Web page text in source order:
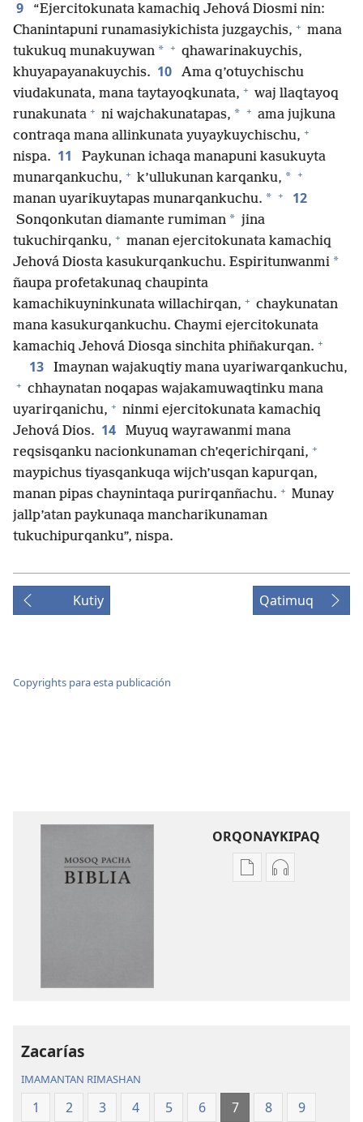
9
“Ejercitokunata kamachiq Jehová Diosmi nin:
Chanintapuni runamasiykichista juzgaychis, + mana
tukukuq munakuywan * + qhawarinakuychis,
khuyapayanakuychis. 10
Ama q’otuychischu
viudakunata, mana taytayoqkunata, + waj llaqtayoq
runakunata + ni wajchakunatapas, * + ama jujkuna
contraqa mana allinkunata yuyaykuychischu, +
nispa. 11
Paykunan ichaqa manapuni kasukuyta
munarqankuchu, + k’ullukunan karqanku, * +
manan uyarikuytapas munarqankuchu. * + 12
Sonqonkutan diamante rumiman * jina
tukuchirqanku, + manan ejercitokunata kamachiq
Jehová Diosta kasukurqankuchu. Espiritunwanmi *
ñaupa profetakunaq chaupinta
kamachikuyninkunata willachirqan, + chaykunatan
mana kasukurqankuchu. Chaymi ejercitokunata
kamachiq Jehová Diosqa sinchita phiñakurqan. +
13 Imaynan wajakuqtiy mana uyariwarqankuchu,
+ chhaynatan noqapas wajakamuwaqtinku mana
uyarirqanichu, + ninmi ejercitokunata kamachiq
Jehová Dios. 14
Muyuq wayrawanmi mana
reqsisqanku nacionkunaman ch’eqerichirqani, +
maypichus tiyasqankuqa wijch’usqan kapurqan,
manan pipas chaynintaqa purirqanñachu. + Munay
jallp’atan paykunaqa mancharikunaman
tukuchipurqanku”, nispa.
Kutiy Qatimuq
Copyrights para esta publicación
ORQONAYKIPAQ
Kaypi Kaypin
Zacarías
IMAMANTAN RIMASHAN
1 2 3 4 5 6 7 8
9